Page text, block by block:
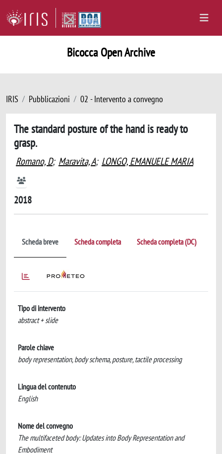
Bicocca Open Archive
IRIS Pubblicazioni 02 - Intervento a convegno
The standard posture of the hand is ready to
grasp.
Romano, D; Maravita, A; LONGO, EMANUELE MARIA
2018
Scheda breve Scheda completa Scheda completa (DC)
Tipo di intervento
abstract + slide
Parole chiave
body representation, body schema, posture, tactile processing
Lingua del contenuto
English
Nome del convegno
The multifaceted body: Updates into Body Representation and
Embodiment